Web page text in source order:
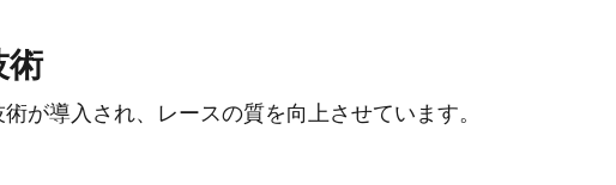
術
が導入され、レースの質を向上させています。